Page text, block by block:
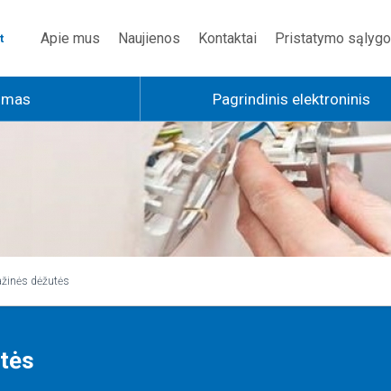
Apie mus Naujienos Kontaktai Pristatymo
Pagrindinis elektroninis
dėžutės